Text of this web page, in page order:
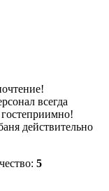
всегда
гостеприимно!
действительно
5